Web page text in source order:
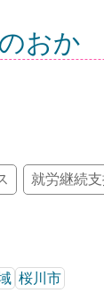
おか
就労継続
桜川市